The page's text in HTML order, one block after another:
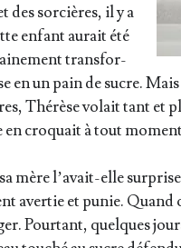
des sor­cières, il y a
enfant aurait été
trans­for­
en un pain de sucre.
Thé­rèse volait tant et
cro­quait à tout
mère l’avait-elle
aver­tie et punie.
Pour­tant, quelques